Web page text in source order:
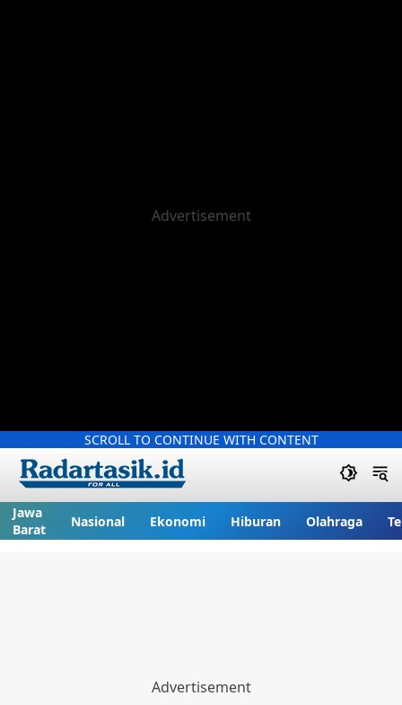
SCROLL TO CONTINUE WITH CONTENT
Jawa
Barat
Nasional Ekonomi Hiburan Olahraga